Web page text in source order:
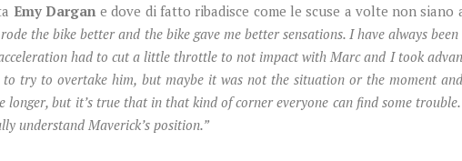
Emy Dargan e dove di fatto ribadisce come le scuse a volte non siano
the bike better and the bike gave me better sensations. I have always
had to cut a little throttle to not impact with Marc and I took
to try to overtake him, but maybe it was not the situation or the moment
longer, but it’s true that in that kind of corner everyone can find some
understand Maverick’s position.”